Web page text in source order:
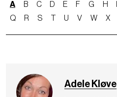
A B C D E F G H
Q
R S U V W X
Adele Kløve